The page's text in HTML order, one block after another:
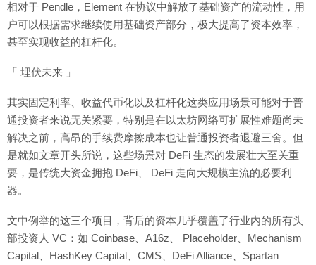
相对于 Pendle，Element 在协议中解放了基础资产的流动性，用
户可以根据需求继续使用基础资产部分，极大提高了资本效率，
甚至实现收益的杠杆化。
「 埋伏未来 」
其实固定利率、收益代币化以及杠杆化这类应用场景可能对于普
通投资者来说无关紧要，特别是在以太坊网络可扩展性难题尚未
解决之前，高昂的手续费摩擦成本也让普通投资者退避三舍。但
是就如文章开头所说，这些场景对 DeFi 生态的发展壮大至关重
要，是传统大资金拥抱 DeFi、 DeFi 走向大规模主流的必要利
器。
文中例举的这三个项目，背后的资本几乎覆盖了行业内的所有头
部投资人 VC：如 Coinbase、A16z、 Placeholder、Mechanism
Capital、HashKey Capital、CMS、DeFi Alliance、Spartan